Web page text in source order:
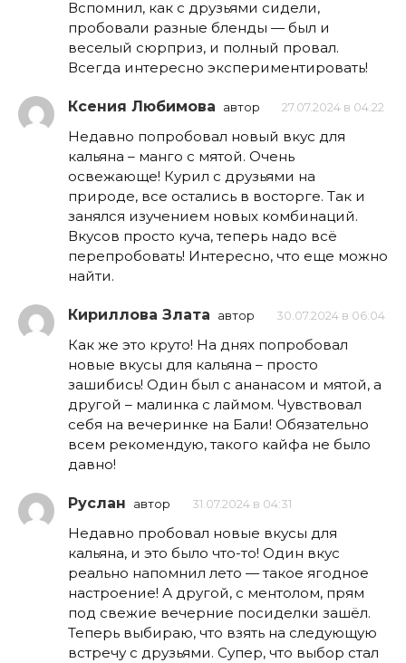
Вспомнил, как с друзьями сидели,
пробовали разные бленды — был и
веселый сюрприз, и полный провал.
Всегда интересно экспериментировать!
Ксения Любимова автор 27.07.2024 в 04:22
Недавно попробовал новый вкус для
кальяна – манго с мятой. Очень
освежающе! Курил с друзьями на
природе, все остались в восторге. Так и
занялся изучением новых комбинаций.
Вкусов просто куча, теперь надо всё
перепробовать! Интересно, что еще можно
найти.
Кириллова Злата автор 30.07.2024 в 06:04
Как же это круто! На днях попробовал
новые вкусы для кальяна – просто
зашибись! Один был с ананасом и мятой, а
другой – малинка с лаймом. Чувствовал
себя на вечеринке на Бали! Обязательно
всем рекомендую, такого кайфа не было
давно!
Руслан автор 31.07.2024 в 04:31
Недавно пробовал новые вкусы для
кальяна, и это было что-то! Один вкус
реально напомнил лето — такое ягодное
настроение! А другой, с ментолом, прям
под свежие вечерние посиделки зашёл.
Теперь выбираю, что взять на следующую
встречу с друзьями. Супер, что выбор стал